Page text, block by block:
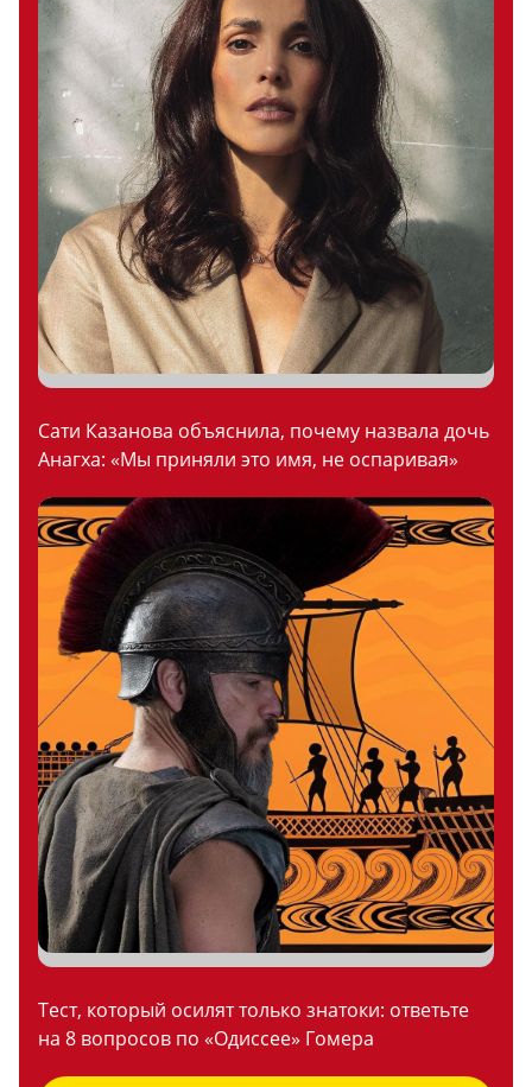
Сати Казанова объяснила, почему назвала дочь
Анагха: «Мы приняли это имя, не оспаривая»
Тест, который осилят только знатоки: ответьте
на 8 вопросов по «Одиссее» Гомера